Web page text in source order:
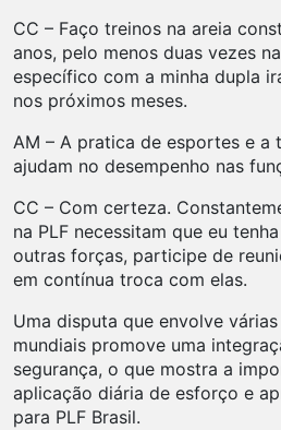
CC – Faço treinos na areia
anos, pelo menos duas vezes
específico com a minha dupla
nos próximos meses.
AM – A pratica de esportes e a
ajudam no desempenho nas
CC – Com certeza.
na PLF necessitam que eu
outras forças, participe de
em contínua troca com elas.
Uma disputa que envolve
mundiais promove uma
segurança, o que mostra a
aplicação diária de esforço e
para PLF Brasil.